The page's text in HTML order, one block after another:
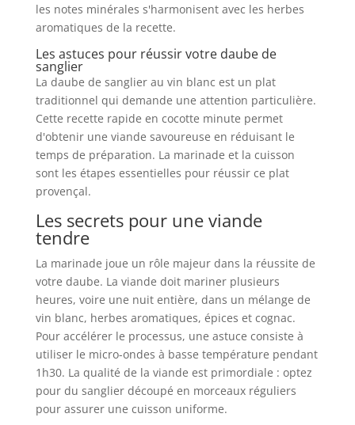
les notes minérales s'harmonisent avec les herbes
aromatiques de la recette.
Les astuces pour réussir votre daube de
sanglier
La daube de sanglier au vin blanc est un plat
traditionnel qui demande une attention particulière.
Cette recette rapide en cocotte minute permet
d'obtenir une viande savoureuse en réduisant le
temps de préparation. La marinade et la cuisson
sont les étapes essentielles pour réussir ce plat
provençal.
Les secrets pour une viande
tendre
La marinade joue un rôle majeur dans la réussite de
votre daube. La viande doit mariner plusieurs
heures, voire une nuit entière, dans un mélange de
vin blanc, herbes aromatiques, épices et cognac.
Pour accélérer le processus, une astuce consiste à
utiliser le micro-ondes à basse température pendant
1h30. La qualité de la viande est primordiale : optez
pour du sanglier découpé en morceaux réguliers
pour assurer une cuisson uniforme.